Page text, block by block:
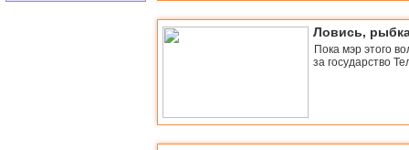
Ловись,
Пока мэр этого
за государство